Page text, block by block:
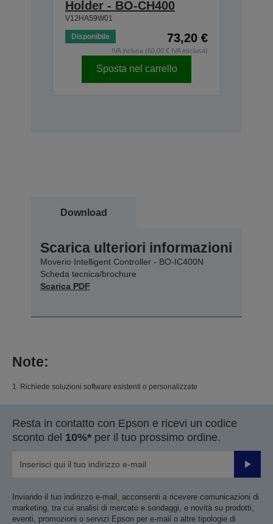
Holder - BO-CH400
V12HA59W01
Disponibile 73,20 €
IVA inclusa (60,00 € IVA esclusa)
Sposta nel carrello
Download
Scarica ulteriori informazioni
Moverio Intelligent Controller - BO-IC400N
Scheda tecnica/brochure
Scarica PDF
Note:
1. Richiede soluzioni software esistenti o personalizzate
Resta in contatto con Epson e ricevi un codice
sconto del 10%* per il tuo prossimo ordine.
Invia
Inviando il tuo indirizzo e-mail, acconsenti a ricevere comunicazioni di
marketing, tra cui analisi di mercato e sondaggi, e novità su prodotti,
eventi, promozioni o servizi Epson per e-mail o altre tipologie di